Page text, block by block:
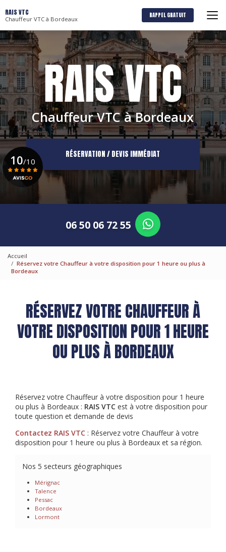
au
contenu
principal
RAIS VTC
Chauffeur VTC à Bordeaux RAPPEL GRATUIT
Chauffeur VTC à Bordeaux
RÉSERVATION / DEVIS IMMÉDIAT
06 50 06 72 55
10/10
Accueil
Réservez votre Chauffeur à votre disposition pour 1 heure ou plus à
Bordeaux
RÉSERVEZ VOTRE CHAUFFEUR À
VOTRE DISPOSITION POUR 1 HEURE
OU PLUS À BORDEAUX
Réservez votre Chauffeur à votre disposition pour 1 heure
ou plus à Bordeaux : RAIS VTC est à votre disposition pour
toute question et demande de devis
Contactez RAIS VTC : Réservez votre Chauffeur à votre
disposition pour 1 heure ou plus à Bordeaux et sa région.
Nos 5 secteurs géographiques
Mérignac
Talence
Pessac
Bordeaux
Lormont